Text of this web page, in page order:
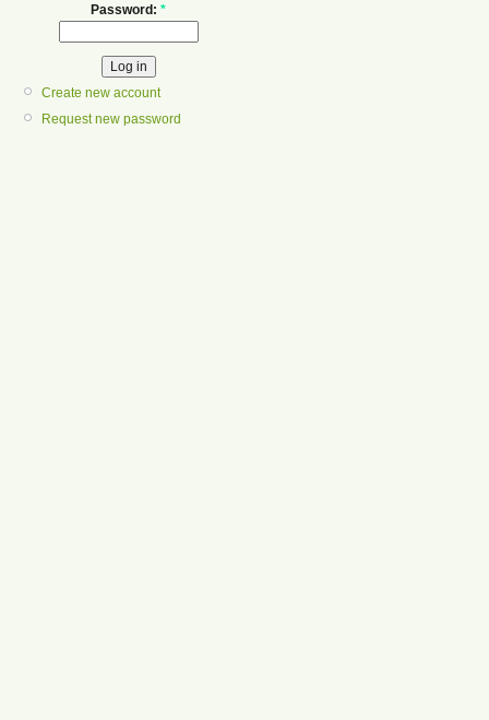
Password: *
Create new account
Request new password